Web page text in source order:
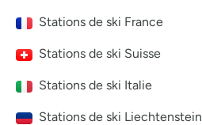
Stations de ski France
Stations de ski Suisse
Stations de ski Italie
Stations de ski Liechtenstein